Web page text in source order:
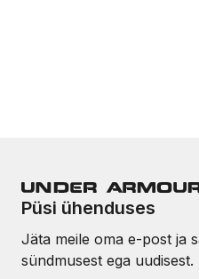
Püsi ühenduses
Jäta meile oma e-post ja
sündmusest ega uudisest.